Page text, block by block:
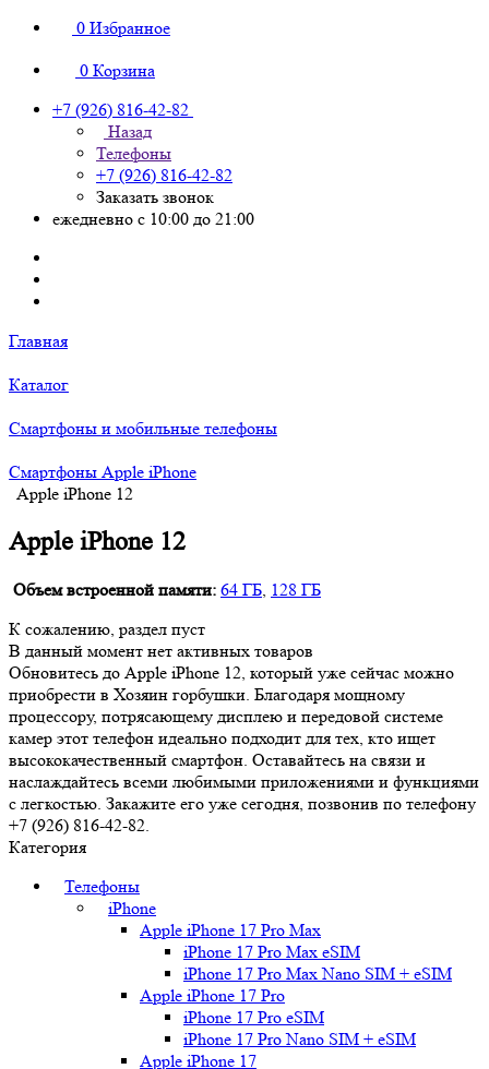
0 Избранное
0 Корзина
+7 (926) 816-42-82
Назад
Телефоны
+7 (926) 816-42-82
Заказать звонок
ежедневно с 10:00 до 21:00
Главная
Каталог
Смартфоны и мобильные телефоны
Смартфоны Apple iPhone
Apple iPhone 12
Apple iPhone 12
Объем встроенной памяти: 64 ГБ, 128 ГБ
К сожалению, раздел пуст
В данный момент нет активных товаров
Обновитесь до Apple iPhone 12, который уже сейчас можно
приобрести в Хозяин горбушки. Благодаря мощному
процессору, потрясающему дисплею и передовой системе
камер этот телефон идеально подходит для тех, кто ищет
высококачественный смартфон. Оставайтесь на связи и
наслаждайтесь всеми любимыми приложениями и функциями
с легкостью. Закажите его уже сегодня, позвонив по телефону
+7 (926) 816-42-82.
Категория
Телефоны
iPhone
Apple iPhone 17 Pro Max
iPhone 17 Pro Max eSIM
iPhone 17 Pro Max Nano SIM + eSIM
Apple iPhone 17 Pro
iPhone 17 Pro eSIM
iPhone 17 Pro Nano SIM + eSIM
Apple iPhone 17